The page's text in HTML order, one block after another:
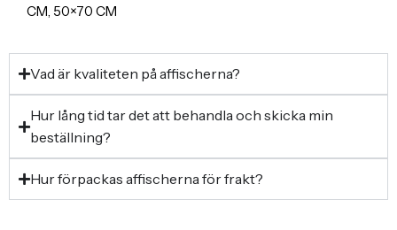
CM, 50×70 CM
Vad är kvaliteten på affischerna?
Hur lång tid tar det att behandla och skicka min
beställning?
Hur förpackas affischerna för frakt?